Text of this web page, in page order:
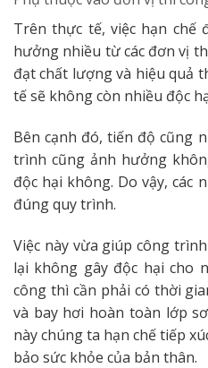
Trên thực tế, việc hạn chế
hưởng nhiều từ các đơn vị
đạt chất lượng và hiệu quả
tế sẽ không còn nhiều độc
Bên cạnh đó, tiến độ cũng
trình cũng ảnh hưởng
độc hại không. Do vậy, các
đúng quy trình.
Việc này vừa giúp công
lại không gây độc hại cho
công thì cần phải có thời
và bay hơi hoàn toàn lớp
này chúng ta hạn chế tiếp
bảo sức khỏe của bản thân.